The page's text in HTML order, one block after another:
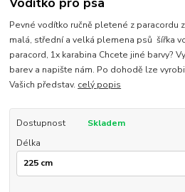
Pevné vodítko ručně pletené z paracordu
malá, střední a velká plemena psů šířka
paracord, 1x karabina Chcete jiné barvy?
barev a napište nám. Po dohodě lze
Vašich představ. celý popis
Dostupnost
Skladem
Délka